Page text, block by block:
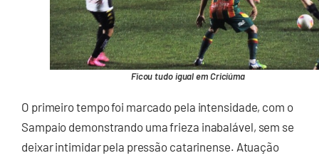
Ficou tudo igual em Criciúma
O primeiro tempo foi marcado pela intensidade, com o
Sampaio demonstrando uma frieza inabalável, sem se
deixar intimidar pela pressão catarinense. Atuação